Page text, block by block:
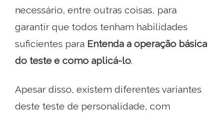
necessário, entre outras coisas, para
garantir que todos tenham habilidades
suficientes para Entenda a operação básica
do teste e como aplicá-lo.
Apesar disso, existem diferentes variantes
deste teste de personalidade, com